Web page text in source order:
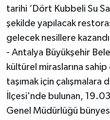
tarihi ‘Dört Kubbeli Su
şekilde yapılacak
gelecek nesillere
- Antalya Büyükşehir
kültürel miraslarına
taşımak için
İlçesi'nde bulunan,
Genel Müdürlüğü